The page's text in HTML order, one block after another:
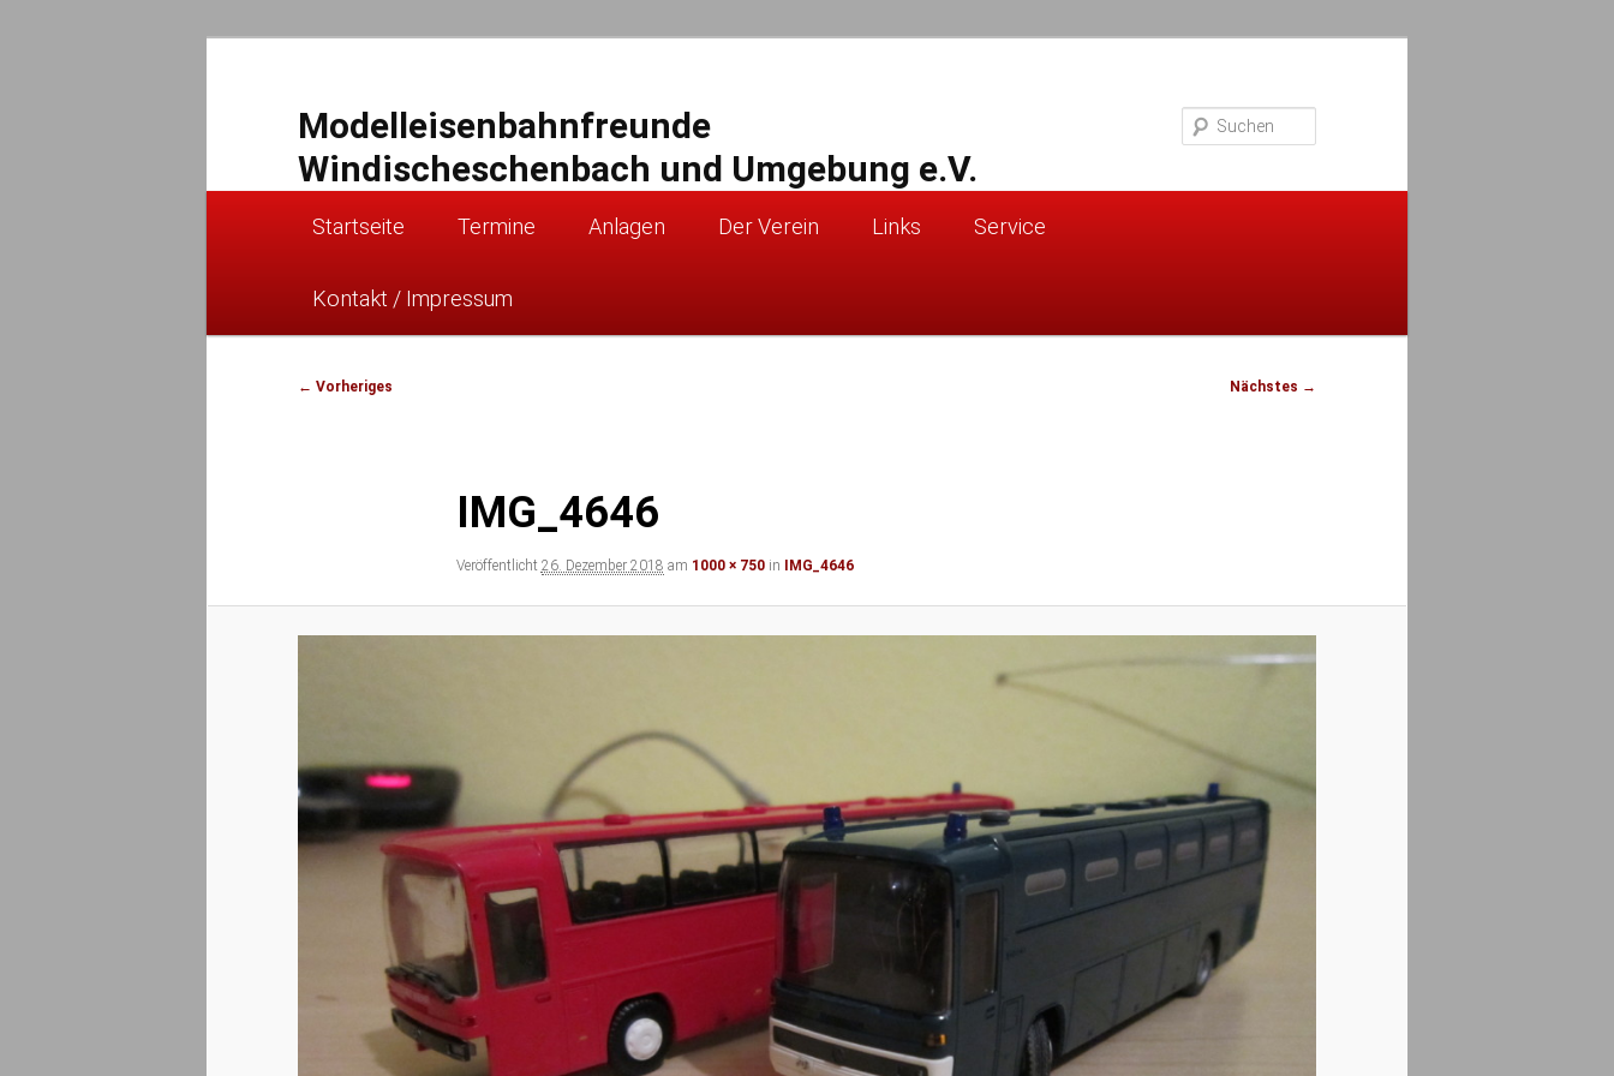
Modelleisenbahnfreunde
Windischeschenbach und Umgebung e.V.
Startseite Termine Anlagen Der Verein Links Service
Kontakt / Impressum
Bilder-
← Vorheriges Nächstes →
IMG_4646
Veröffentlicht 26. Dezember 2018 am 1000 × 750in IMG_4646